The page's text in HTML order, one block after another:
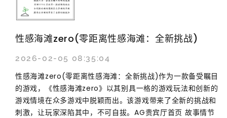
性感海滩zero(零距离性感海滩：全新挑战)
2026-02-05 08:35:04
性感海滩zero(零距离性感海滩：全新挑战)作为一款备受瞩目
的游戏，《性感海滩zero》以其别具一格的游戏玩法和创新的
游戏情境在众多游戏中脱颖而出。该游戏带来了全新的挑战和
刺激，让玩家深陷其中，不可自拔。AG贵宾厅首页 故事情节